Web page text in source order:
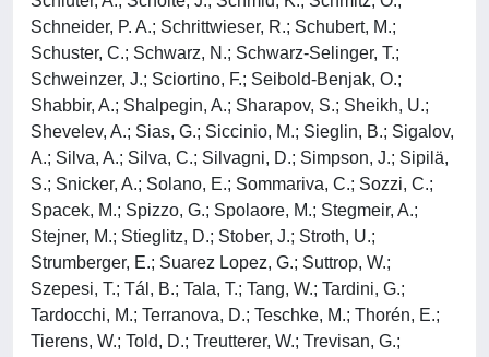
Schneider, P. A.; Schrittwieser, R.; Schubert, M.;
Schuster, C.; Schwarz, N.; Schwarz-Selinger, T.;
Schweinzer, J.; Sciortino, F.; Seibold-Benjak, O.;
Shabbir, A.; Shalpegin, A.; Sharapov, S.; Sheikh, U.;
Shevelev, A.; Sias, G.; Siccinio, M.; Sieglin, B.; Sigalov,
A.; Silva, A.; Silva, C.; Silvagni, D.; Simpson, J.; Sipilä,
S.; Snicker, A.; Solano, E.; Sommariva, C.; Sozzi, C.;
Spacek, M.; Spizzo, G.; Spolaore, M.; Stegmeir, A.;
Stejner, M.; Stieglitz, D.; Stober, J.; Stroth, U.;
Strumberger, E.; Suarez Lopez, G.; Suttrop, W.;
Szepesi, T.; Tál, B.; Tala, T.; Tang, W.; Tardini, G.;
Tardocchi, M.; Terranova, D.; Teschke, M.; Thorén, E.;
Tierens, W.; Told, D.; Treutterer, W.; Trevisan, G.;